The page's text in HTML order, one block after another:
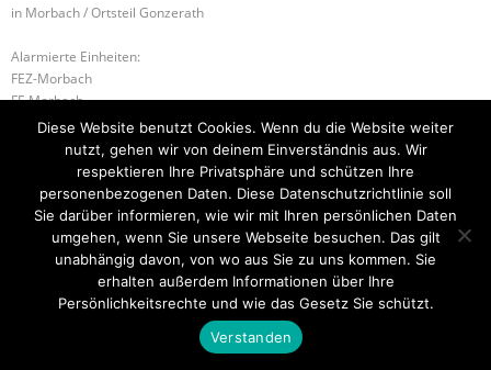
in Morbach / Ortsteil Gonzerath
Alarmierte Einheiten:
FEZ-Morbach
FF-Morbach
B-2 BRANDMELDEANLAGE H-1 ABSICHERUNG
Startseite Einsätze Mitglied werden Über uns
Bilder
Kontakt
Theme byThink Up Themes Ltd . Powered byWordPress
Diese Website benutzt Cookies. Wenn du die Website weiter
nutzt, gehen wir von deinem Einverständnis aus. Wir
respektieren Ihre Privatsphäre und schützen Ihre
personenbezogenen Daten. Diese Datenschutzrichtlinie soll
Sie darüber informieren, wie wir mit Ihren persönlichen Daten
umgehen, wenn Sie unsere Webseite besuchen. Das gilt
unabhängig davon, von wo aus Sie zu uns kommen. Sie
erhalten außerdem Informationen über Ihre
Persönlichkeitsrechte und wie das Gesetz Sie schützt.
Verstanden